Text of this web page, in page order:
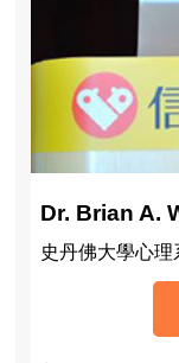
Dr. Brian A.
史丹佛大學心理